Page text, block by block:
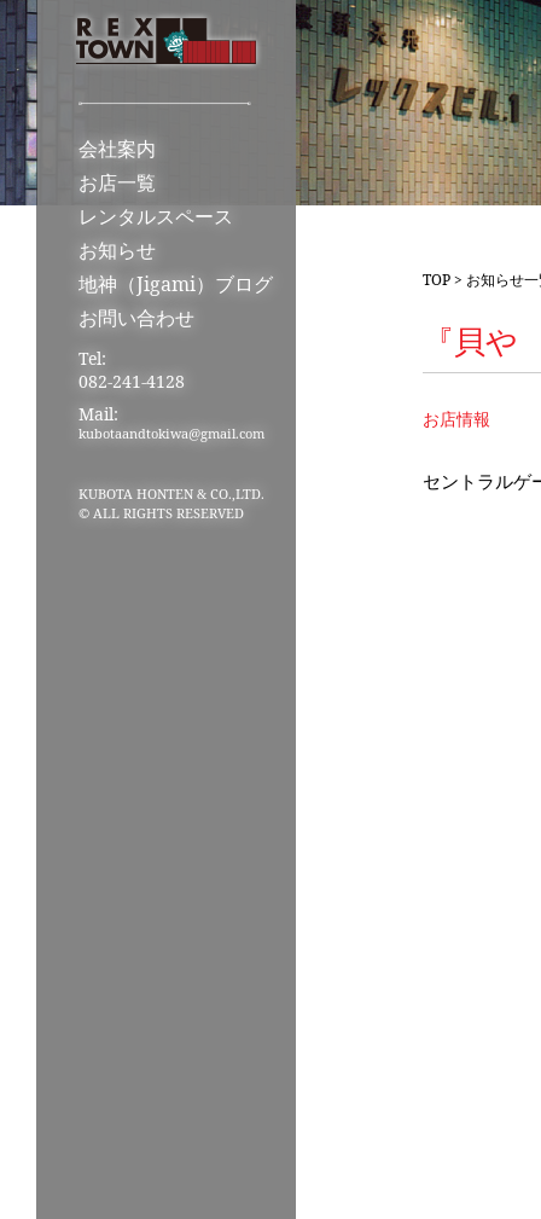
会社案内
お店一覧
レンタルスペース
お知らせ
地神（Jigami）ブログ
お問い合わせ
Tel:
082-241-4128
Mail:
kubotaandtokiwa@gmail.com
KUBOTA HONTEN & CO.,LTD.
© ALL RIGHTS RESERVED
TOP> お知らせ
『貝
お店情報
セントラル